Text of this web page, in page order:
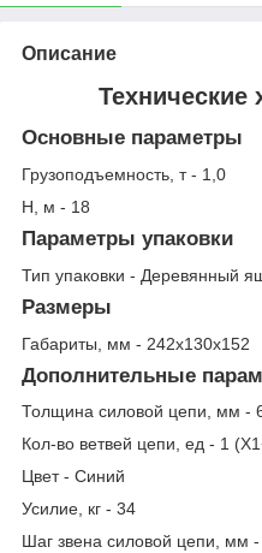
Описание
Технические
Основные параметры
Грузоподъемность, т - 1,0
Н, м - 18
Параметры упаковки
Тип упаковки - Деревянный
Размеры
Габариты, мм - 242х130х152
Дополнительные
Толщина силовой цепи, мм -
Кол-во ветвей цепи, ед - 1
Цвет - Синий
Усилие, кг - 34
Шаг звена силовой цепи, мм -